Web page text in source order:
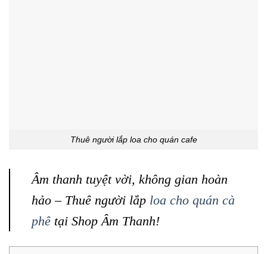
Thuê người lắp loa cho quán cafe
Âm thanh tuyệt vời, không gian hoàn
hảo – Thuê người lắp loa cho quán cà
phê tại Shop Âm Thanh!